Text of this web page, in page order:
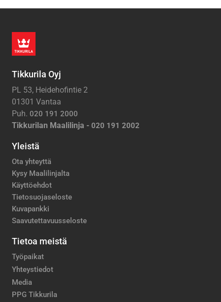
Tikkurila Oyj
PL 53, Heidehofintie 2
01301 Vantaa
Puh. 020 191 2000
Tikkurilan Maalilinja - 020 191 2002
Yleistä
Ota yhteyttä
Kysy Maalilinjalta
Käyttöehdot
Tietosuojaseloste
Kuvapankki
Saavutettavuusseloste
Tietoa meistä
Työpaikat
Yhteystiedot
Media
PPG Tikkurila